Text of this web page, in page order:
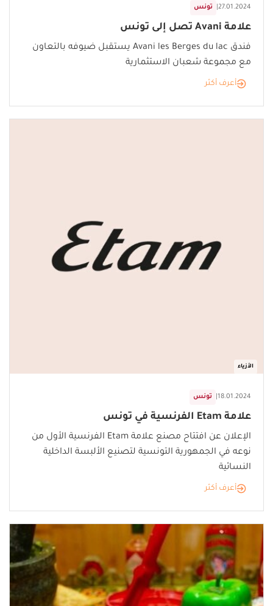
تونس 27.01.2024
علامة Avani تصل إلى تونس
فندق Avani les Berges du lac يستقبل ضيوفه بالتعاون
مع مجموعة شعبان الاستثمارية
أعرف أكثر
الأزياء
تونس 18.01.2024
علامة Etam الفرنسية في تونس
الإعلان عن افتتاح مصنع علامة Etam الفرنسية الأول من
نوعه في الجمهورية التونسية لتصنيع الألبسة الداخلية
النسائية
أعرف أكثر